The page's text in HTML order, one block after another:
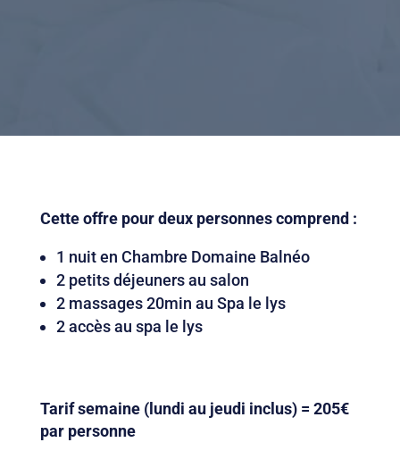
Cette offre pour deux personnes comprend :
1 nuit en Chambre Domaine Balnéo
2 petits déjeuners au salon
2 massages 20min au Spa le lys
2 accès au spa le lys
Tarif semaine (lundi au jeudi inclus) = 205€
par personne